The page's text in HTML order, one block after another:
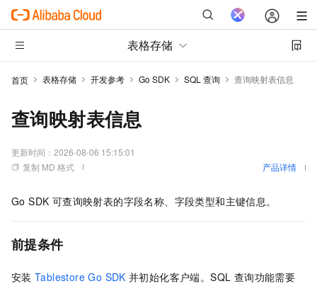
表格存储
首页 表格存储 开发参考 Go SDK SQL 查询 查询映射表信息
查询映射表信息
更新时间： 2026-08-06 15:15:01
复制 MD 格式
产品详情
Go SDK 可查询映射表的字段名称、字段类型和主键信息。
前提条件
安装 Tablestore Go SDK 并初始化客户端。SQL 查询功能需要